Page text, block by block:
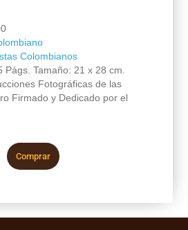
Colombianos
Págs. Tamaño: 21 x 28 cm.
Fotográficas de las
Firmado y Dedicado por el
Comprar